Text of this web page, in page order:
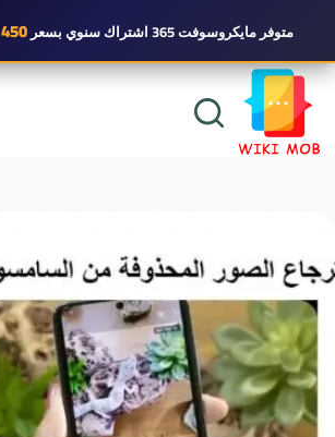
متوفرمايكروسوفت 365 اشتراك سنوي بسعر450 جنيه
التجاوز
المحتوى